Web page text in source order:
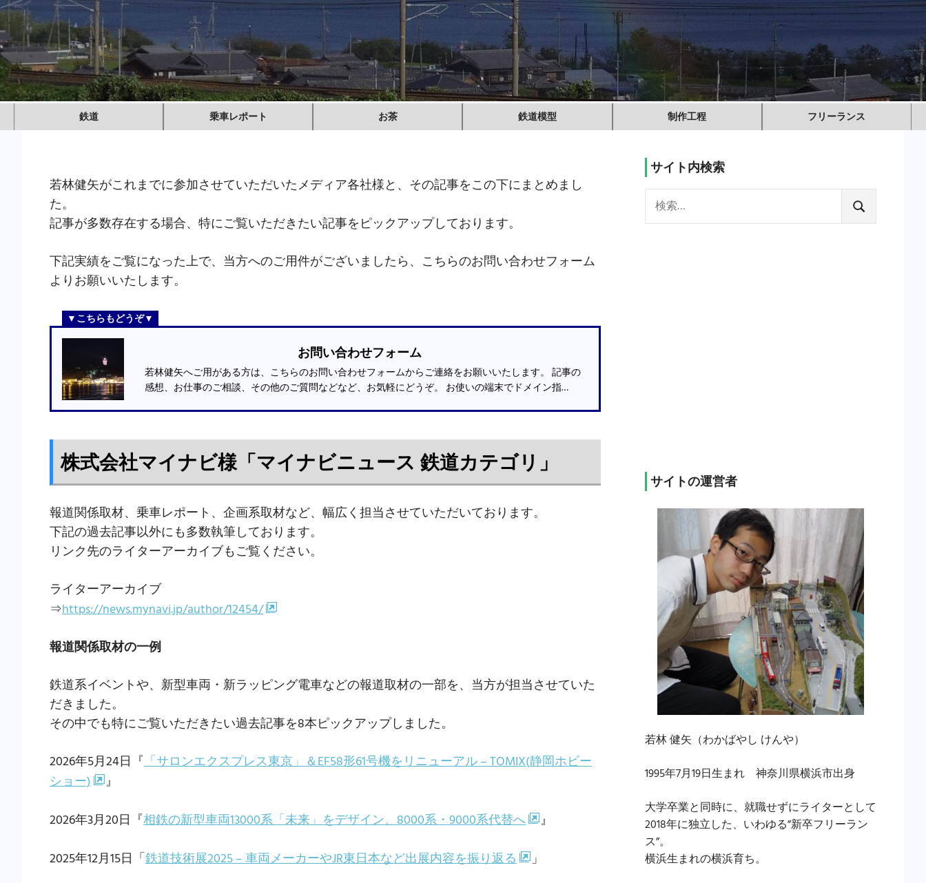
鉄道 乗車レポート お茶 鉄道模型 制作工程 フリーランス
若林健矢がこれまでに参加させていただいたメディア各社様と、その記事をこの下にまとめまし
た。
記事が多数存在する場合、特にご覧いただきたい記事をピックアップしております。
下記実績をご覧になった上で、当方へのご用件がございましたら、こちらのお問い合わせフォーム
よりお願いいたします。
お問い合わせフォーム
若林健矢へご用がある方は、こちらのお問い合わせフォームからご連絡をお願いいたします。 記事の
感想、お仕事のご相談、その他のご質問などなど、お気軽にどうぞ。 お使いの端末でドメイン指…
株式会社マイナビ様「マイナビニュース 鉄道カテゴリ」
報道関係取材、乗車レポート、企画系取材など、幅広く担当させていただいております。
下記の過去記事以外にも多数執筆しております。
リンク先のライターアーカイブもご覧ください。
ライターアーカイブ
⇒https://news.mynavi.jp/author/12454/
報道関係取材の一例
鉄道系イベントや、新型車両・新ラッピング電車などの報道取材の一部を、当方が担当させていた
だきました。
その中でも特にご覧いただきたい過去記事を8本ピックアップしました。
2026年5月24日『「サロンエクスプレス東京」＆EF58形61号機をリニューアル – TOMIX(静岡ホビー
ショー)
』
2026年3月20日『相鉄の新型車両13000系「未来」をデザイン、8000系・9000系代替へ
』
2025年12月15日「鉄道技術展2025 – 車両メーカーやJR東日本など出展内容を振り返る
」
サイト内検索
索:
検
索
サイトの運営者
若林 健矢（わかばやし けんや）
1995年7月19日生まれ 神奈川県横浜市出身
大学卒業と同時に、就職せずにライターとして
2018年に独立した、いわゆる”新卒フリーラン
ス”。
横浜生まれの横浜育ち。